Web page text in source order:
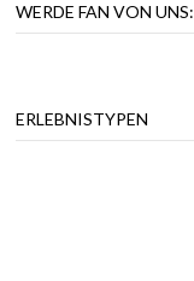
WERDE FAN VON UNS:
ERLEBNISTYPEN